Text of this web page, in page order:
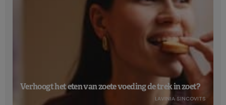
Verhoogt het eten van zoete voeding de trek in zoet?
LAVINIA SINCOVITS